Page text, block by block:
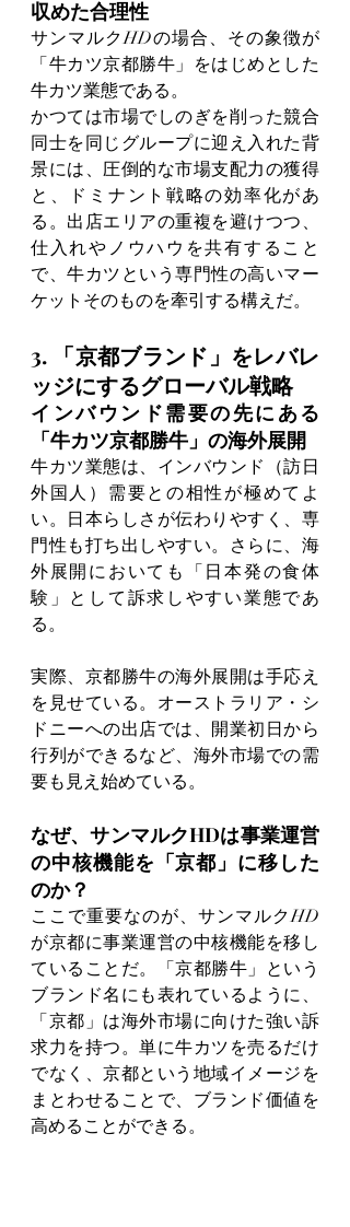
収めた合理性
サンマルクHDの場合、その象徴が
「牛カツ京都勝牛」をはじめとした
牛カツ業態である。
かつては市場でしのぎを削った競合
同士を同じグループに迎え入れた背
景には、圧倒的な市場支配力の獲得
と、ドミナント戦略の効率化があ
る。出店エリアの重複を避けつつ、
仕入れやノウハウを共有すること
で、牛カツという専門性の高いマー
ケットそのものを牽引する構えだ。
3. 「京都ブランド」をレバレ
ッジにするグローバル戦略
インバウンド需要の先にある
「牛カツ京都勝牛」の海外展開
牛カツ業態は、インバウンド（訪日
外国人）需要との相性が極めてよ
い。日本らしさが伝わりやすく、専
門性も打ち出しやすい。さらに、海
外展開においても「日本発の食体
験」として訴求しやすい業態であ
る。
実際、京都勝牛の海外展開は手応え
を見せている。オーストラリア・シ
ドニーへの出店では、開業初日から
行列ができるなど、海外市場での需
要も見え始めている。
なぜ、サンマルクHDは事業運営
の中核機能を「京都」に移した
のか？
ここで重要なのが、サンマルクHD
が京都に事業運営の中核機能を移し
ていることだ。「京都勝牛」という
ブランド名にも表れているように、
「京都」は海外市場に向けた強い訴
求力を持つ。単に牛カツを売るだけ
でなく、京都という地域イメージを
まとわせることで、ブランド価値を
高めることができる。